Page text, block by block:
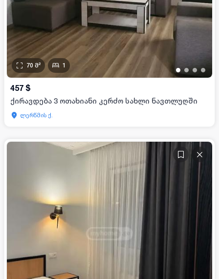
••••
70 მ² 1
457 $
ქირავდება 3 ოთახიანი კერძო სახლი ნავთლუღში
ლერწმის ქ.